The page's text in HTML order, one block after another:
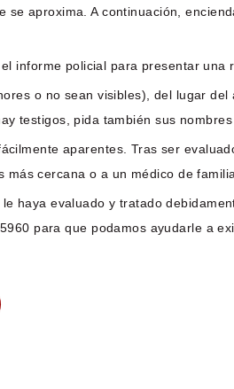
aproxima. A continuación,
informe policial para presentar una
o no sean visibles), del lugar del
testigos, pida también sus
aparentes. Tras ser
cercana o a un médico de familia.
haya evaluado y tratado
para que podamos ayudarle a